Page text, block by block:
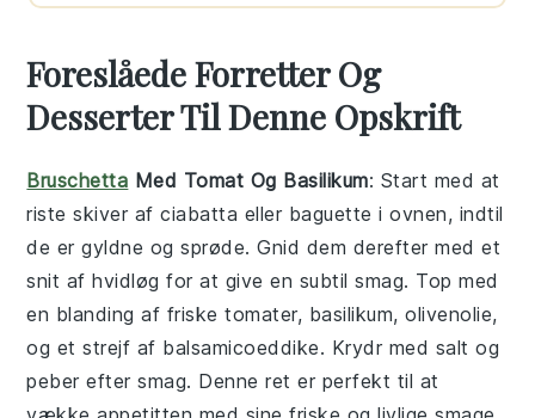
Foreslåede Forretter Og
Desserter Til Denne Opskrift
Bruschetta Med Tomat Og Basilikum: Start med at
riste skiver afciabatta eller baguette i ovnen, indtil
de er gyldne og sprøde. Gnid dem derefter med et
snit afhvidløg for at give en subtil smag. Top med
en blanding af frisketomater, basilikum,olivenolie,
og et strejf af balsamicoeddike. Krydr med salt og
peber efter smag. Denne ret er perfekt til at